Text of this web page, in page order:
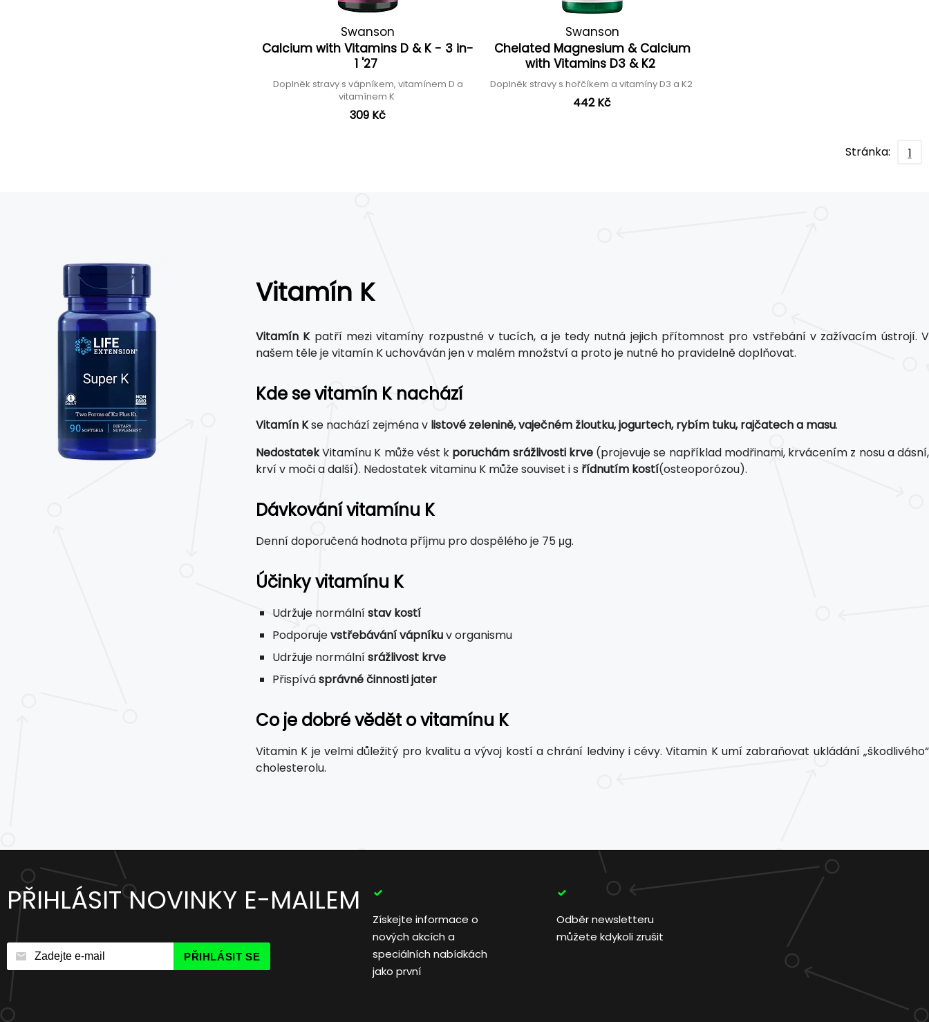
Swanson
Calcium with Vitamins D & K - 3 in-
1 '27
Doplněk stravy s vápníkem, vitamínem D a
vitamínem K
309 Kč
Swanson
Chelated Magnesium & Calcium
with Vitamins D3 & K2
Doplněk stravy s hořčíkem a vitamíny D3 a K2
442 Kč
Stránka: 1
Vitamín K
Vitamín Kpatří mezi vitamíny rozpustné v tucích, a je tedy nutná jejich přítomnost pro vstřebání v zažívacím ústrojí. V
našem těle je vitamín K uchováván jen v malém množství a proto je nutné ho pravidelně doplňovat.
Kde se vitamín K nachází
Vitamín Kse nachází zejména v listové zelenině, vaječném žloutku, jogurtech, rybím tuku, rajčatech a masu.
NedostatekVitamínu K může vést k poruchám srážlivosti krve(projevuje se například modřinami, krvácením z nosu a dásní,
krví v moči a další). Nedostatek vitaminu K může souviset i s řídnutím kostí(osteoporózou).
Dávkování vitamínu K
Denní doporučená hodnota příjmu pro dospělého je 75 μg.
Účinky vitamínu K
Udržuje normálnístav kostí
Podporujevstřebávání vápníkuv organismu
Udržuje normálnísrážlivost krve
Přispívásprávné činnosti jater
Co je dobré vědět o vitamínu K
Vitamin K je velmi důležitý pro kvalitu a vývoj kostí a chrání ledviny i cévy. Vitamin K umí zabraňovat ukládání „škodlivého“
cholesterolu.
PŘIHLÁSIT NOVINKY E-MAILEM
PŘIHLÁSIT SE
Získejte informace o
nových akcích a
speciálních nabídkách
jako první
Odběr newsletteru
můžete kdykoli zrušit